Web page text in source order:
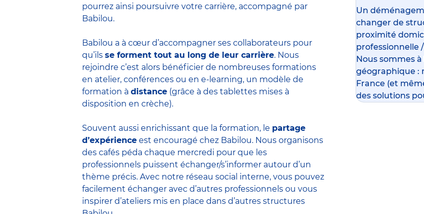
pourrez ainsi poursuivre votre carrière, accompagné par
Babilou.
Babilou a à cœur d’accompagner ses collaborateurs pour
qu’ils se forment tout au long de leur carrière. Nous
rejoindre c’est alors bénéficier de nombreuses formations
en atelier, conférences ou en e-learning, un modèle de
formation à distance (grâce à des tablettes mises à
disposition en crèche).
Souvent aussi enrichissant que la formation, le partage
d’expérience est encouragé chez Babilou. Nous organisons
des cafés péda chaque mercredi pour que les
professionnels puissent échanger/s’informer autour d’un
thème précis. Avec notre réseau social interne, vous pouvez
facilement échanger avec d’autres professionnels ou vous
inspirer d’ateliers mis en place dans d’autres structures
Un
changer de
proximité
professionnelle
Nous sommes
géographique :
France (et
des solutions